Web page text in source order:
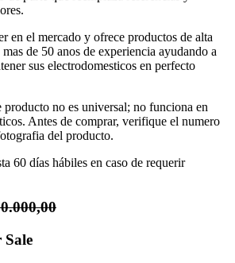
en el mercado y ofrece productos de alta
de 50 anos de experiencia ayudando a
sus electrodomesticos en perfecto
producto no es universal; no funciona en
Antes de comprar, verifique el numero
del producto.
60 días hábiles en caso de requerir